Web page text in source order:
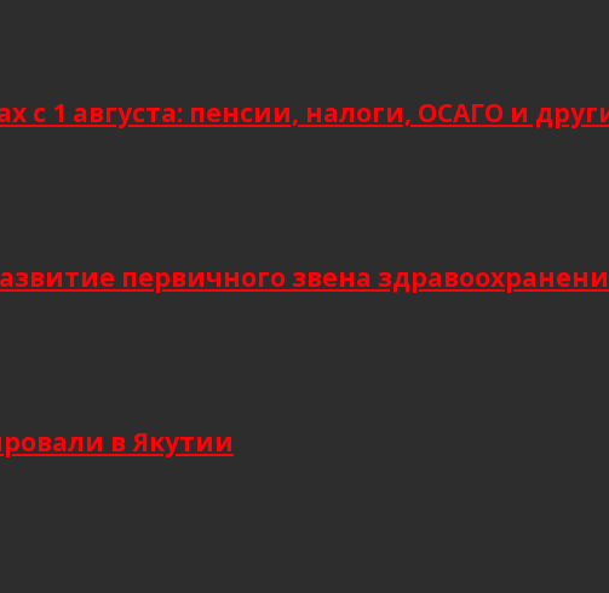
с 1 августа: пенсии, налоги, ОСАГО и
первичного звена
в Якутии